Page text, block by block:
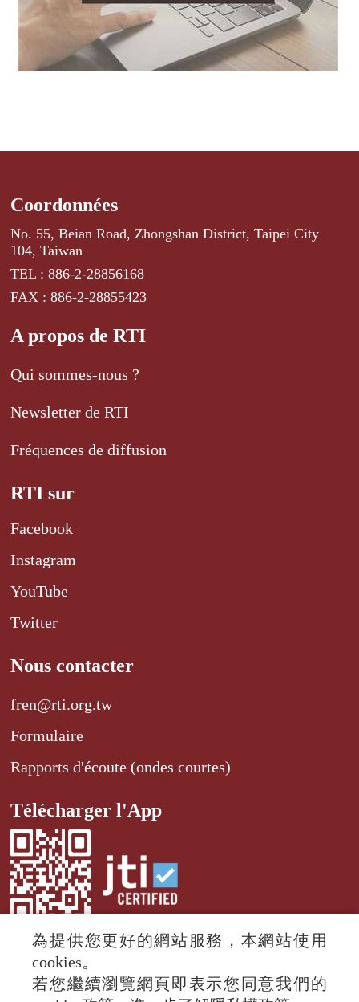
Coordonnées
No. 55, Beian Road, Zhongshan District, Taipei City
104, Taiwan
TEL : 886-2-28856168
FAX : 886-2-28855423
A propos de RTI
Qui sommes-nous ?
Newsletter de RTI
Fréquences de diffusion
RTI sur
Facebook
Instagram
YouTube
Twitter
Nous contacter
fren@rti.org.tw
Formulaire
Rapports d'écoute (ondes courtes)
Télécharger l'App
© 2024 RTI (Radio Taiwan International).
為提供您更好的網站服務，本網站使用
cookies。
若您繼續瀏覽網頁即表示您同意我們的